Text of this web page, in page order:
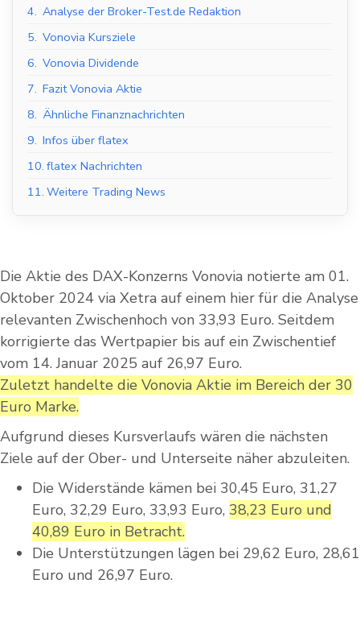
4. Analyse der Broker-Test.de Redaktion
5. Vonovia Kursziele
6. Vonovia Dividende
7. Fazit Vonovia Aktie
8. Ähnliche Finanznachrichten
9. Infos über flatex
10. flatex Nachrichten
11. Weitere Trading News
Die Aktie des DAX-Konzerns Vonovia notierte am 01.
Oktober 2024 via Xetra auf einem hier für die Analyse
relevanten Zwischenhoch von 33,93 Euro. Seitdem
korrigierte das Wertpapier bis auf ein Zwischentief
vom 14. Januar 2025 auf 26,97 Euro.
Zuletzt handelte die Vonovia Aktie im Bereich der 30
Euro Marke.
Aufgrund dieses Kursverlaufs wären die nächsten
Ziele auf der Ober- und Unterseite näher abzuleiten.
Die Widerstände kämen bei 30,45 Euro, 31,27
Euro, 32,29 Euro, 33,93 Euro, 38,23 Euro und
40,89 Euro in Betracht.
Die Unterstützungen lägen bei 29,62 Euro, 28,61
Euro und 26,97 Euro.